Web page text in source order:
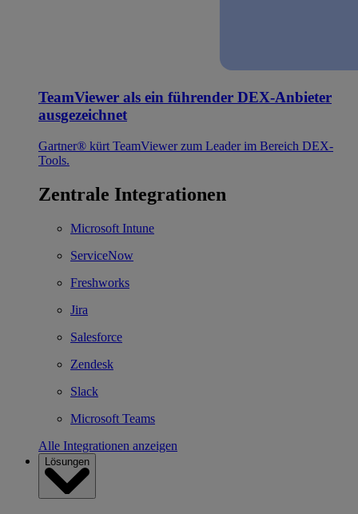
TeamViewer als ein führender DEX-Anbieter
ausgezeichnet
Gartner® kürt TeamViewer zum Leader im Bereich DEX-
Tools.
Zentrale Integrationen
Microsoft Intune
ServiceNow
Freshworks
Jira
Salesforce
Zendesk
Slack
Microsoft Teams
Alle Integrationen anzeigen
Lösungen